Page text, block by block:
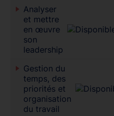
Analyser
et mettre
en œuvre
son
leadership
Gestion du
temps, des
priorités et
organisation
du travail